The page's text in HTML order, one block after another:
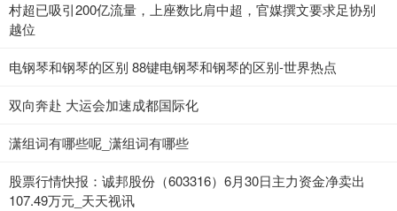
村超已吸引200亿流量，上座数比肩中超，官媒撰文要求足协别
越位
电钢琴和钢琴的区别 88键电钢琴和钢琴的区别-世界热点
双向奔赴 大运会加速成都国际化
潇组词有哪些呢_潇组词有哪些
股票行情快报：诚邦股份（603316）6月30日主力资金净卖出
107.49万元_天天视讯